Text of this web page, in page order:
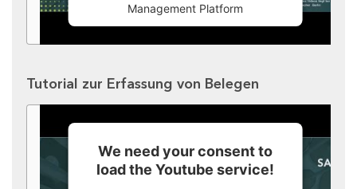
Management Platform
Tutorial zur Erfassung von Belegen
We need your consent to
load the Youtube service!